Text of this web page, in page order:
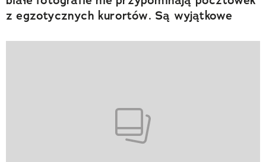
z egzotycznych kurortów. Są wyjątkowe